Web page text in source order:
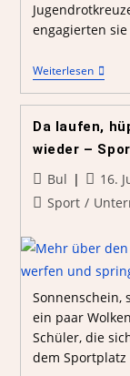
engagierten
Weiterlesen
Da laufen,
wieder –
Bul
16.
Sport /
Sonnenschein,
ein paar
Schüler, die
dem